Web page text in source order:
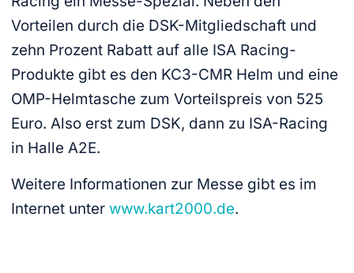
Vorteilen durch die DSK-Mitgliedschaft und
zehn Prozent Rabatt auf alle ISA Racing-
Produkte gibt es den KC3-CMR Helm und eine
OMP-Helmtasche zum Vorteilspreis von 525
Euro. Also erst zum DSK, dann zu ISA-Racing
in Halle A2E.
Weitere Informationen zur Messe gibt es im
Internet unterwww.kart2000.de.